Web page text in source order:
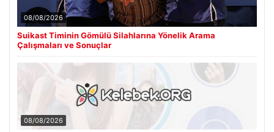
08/08/2026
Suikast Timinin Gömülü Silahlarına Yönelik Arama
Çalışmaları ve Sonuçlar
08/08/2026